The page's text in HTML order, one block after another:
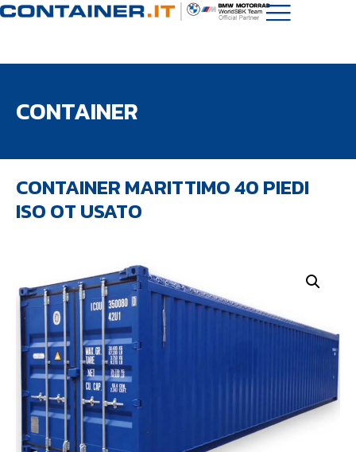
CONTAINER
CONTAINER MARITTIMO 40 PIEDI
ISO OT USATO